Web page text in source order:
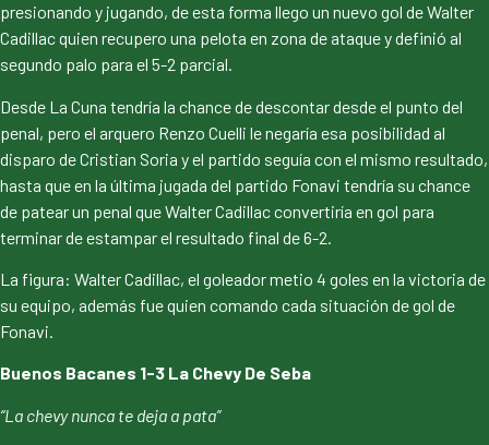
presionando y jugando, de esta forma llego un nuevo gol de Walter
Cadillac quien recupero una pelota en zona de ataque y definió al
segundo palo para el 5-2 parcial.
Desde La Cuna tendría la chance de descontar desde el punto del
penal, pero el arquero Renzo Cuelli le negaría esa posibilidad al
disparo de Cristian Soria y el partido seguía con el mismo resultado,
hasta que en la última jugada del partido Fonavi tendría su chance
de patear un penal que Walter Cadillac convertiría en gol para
terminar de estampar el resultado final de 6-2.
La figura: Walter Cadillac, el goleador metio 4 goles en la victoria de
su equipo, además fue quien comando cada situación de gol de
Fonavi.
Buenos Bacanes 1-3 La Chevy De Seba
“La chevy nunca te deja a pata”